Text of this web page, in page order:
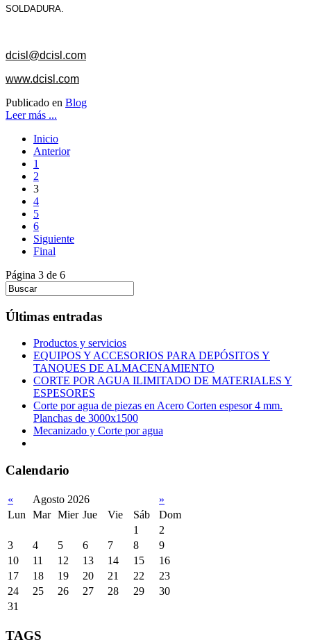
SOLDADURA.
dcisl@dcisl.com
www.dcisl.com
Publicado en Blog
Leer más ...
Inicio
Anterior
1
2
3
4
5
6
Siguiente
Final
Página 3 de 6
Últimas entradas
Productos y servicios
EQUIPOS Y ACCESORIOS PARA DEPÓSITOS Y
TANQUES DE ALMACENAMIENTO
CORTE POR AGUA ILIMITADO DE MATERIALES Y
ESPESORES
Corte por agua de piezas en Acero Corten espesor 4 mm.
Planchas de 3000x1500
Mecanizado y Corte por agua
Calendario
« Agosto 2026
»
Lun
Mar Mier Jue Vie Sáb
Dom
1
2
3
4 5 6 7 8
9
10
11 12 13 14 15
16
17
18 19 20 21 22
23
24
25 26 27 28 29
30
31
TAGS